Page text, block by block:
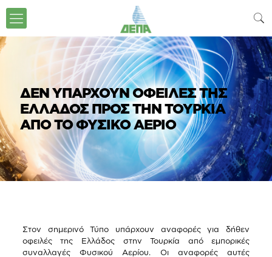
ΔΕΝ ΥΠΑΡΧΟΥΝ ΟΦΕΙΛΕΣ ΤΗΣ
ΕΛΛΑΔΟΣ ΠΡΟΣ ΤΗΝ ΤΟΥΡΚΙΑ
ΑΠΟ ΤΟ ΦΥΣΙΚΟ ΑΕΡΙΟ
Στον σημερινό Τύπο υπάρχουν αναφορές για δήθεν
οφειλές της Ελλάδος στην Τουρκία από εμπορικές
συναλλαγές Φυσικού Αερίου. Οι αναφορές αυτές